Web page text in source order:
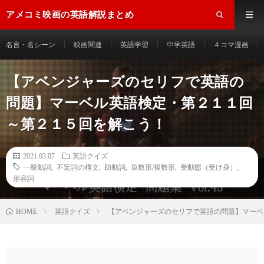
アメコミ映画の英語解説まとめ
名言・名シーン 映画関連 英語学習 中学英語 ４コマ漫画
【アベンジャーズのセリフで英語の
問題】マーベル英語検定・第２１１回
～第２１５回を解こう！
2021.03.07
英語クイズ
一般動詞
不定詞の構文 助動詞 単数形/複数形 受動態（受け身）
形容詞
HOME 英語クイズ 【アベンジャーズのセリフで英語の問題】マー